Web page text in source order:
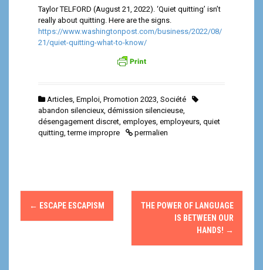
Taylor TELFORD (August 21, 2022). ‘Quiet quitting’ isn’t
really about quitting. Here are the signs.
https://www.washingtonpost.com/business/2022/08/
21/quiet-quitting-what-to-know/
Articles, Emploi, Promotion 2023, Société
abandon silencieux, démission silencieuse,
désengagement discret, employes, employeurs, quiet
quitting,terme impropre permalien
N
a
← ESCAPE ESCAPISM
THE POWER OF LANGUAGE
IS BETWEEN OUR
HANDS! →